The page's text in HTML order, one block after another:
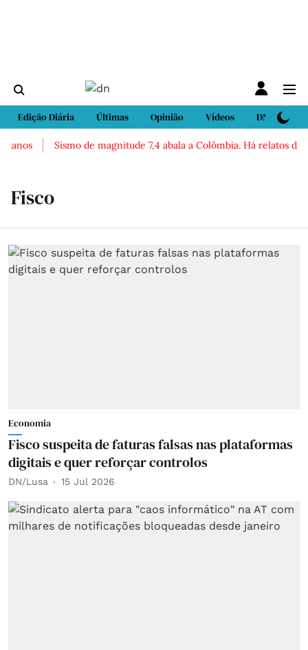
Edição Diária Últimas Opinião Vídeos DN Sport
Sismo de magnitude 7,4 abala a Colômbia. Há relatos de
Fisco
Economia
Fisco suspeita de faturas falsas nas plataformas
digitais e quer reforçar controlos
DN/Lusa 15 Jul 2026